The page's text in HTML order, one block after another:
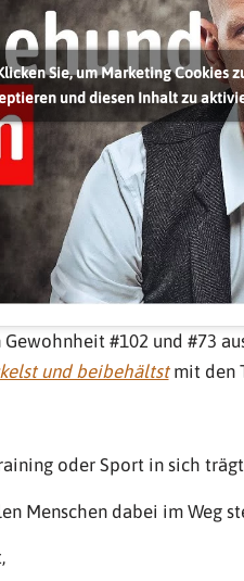
Sie, um Marketing Cookies
und diesen Inhalt zu
#102 und #73
und beibehältstmit den
oder Sport in sich
Menschen dabei im Weg